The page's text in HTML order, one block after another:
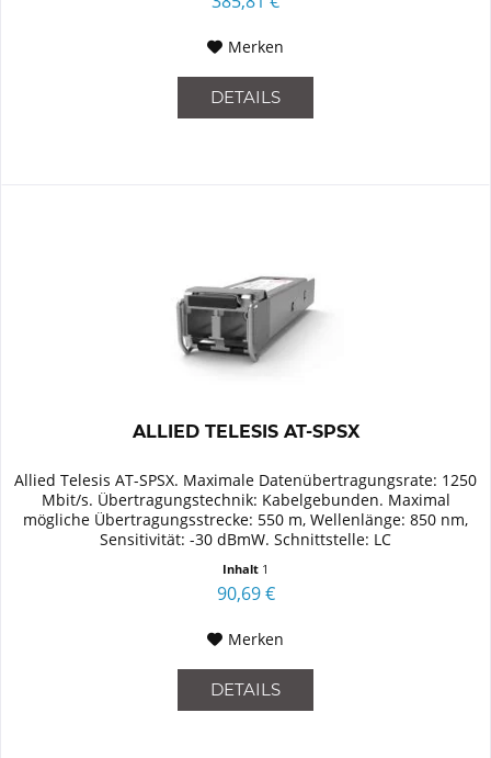
Merken
DETAILS
ALLIED TELESIS AT-SPSX
Allied Telesis AT-SPSX. Maximale Datenübertragungsrate: 1250
Mbit/s. Übertragungstechnik: Kabelgebunden. Maximal
mögliche Übertragungsstrecke: 550 m, Wellenlänge: 850 nm,
Sensitivität: -30 dBmW. Schnittstelle: LC
Inhalt 1
90,69 €
Merken
DETAILS